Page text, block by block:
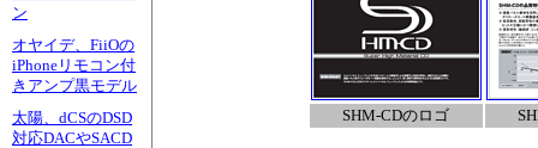
ン
オヤイデ、FiiOの
iPhoneリモコン付
きアンプ黒モデル
太陽、dCSのDSD
対応DACやSACD
SHM-CDのロゴ